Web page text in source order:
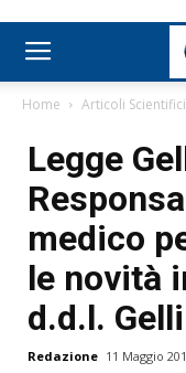
Home Articoli Scientifici
Legge
medico
le novità
d.d.l.
Redazione 11 Maggio